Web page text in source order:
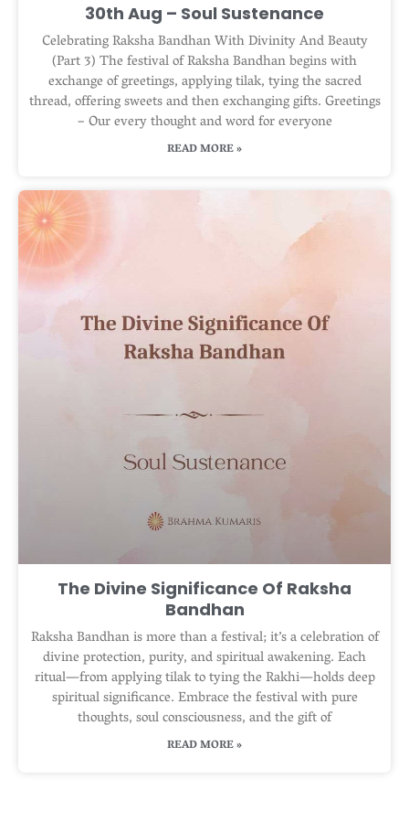
30th Aug – Soul Sustenance
Celebrating Raksha Bandhan With Divinity And Beauty
(Part 3) The festival of Raksha Bandhan begins with
exchange of greetings, applying tilak, tying the sacred
thread, offering sweets and then exchanging gifts. Greetings
– Our every thought and word for everyone
READ MORE »
The Divine Significance Of Raksha
Bandhan
Raksha Bandhan is more than a festival; it’s a celebration of
divine protection, purity, and spiritual awakening. Each
ritual—from applying tilak to tying the Rakhi—holds deep
spiritual significance. Embrace the festival with pure
thoughts, soul consciousness, and the gift of
READ MORE »